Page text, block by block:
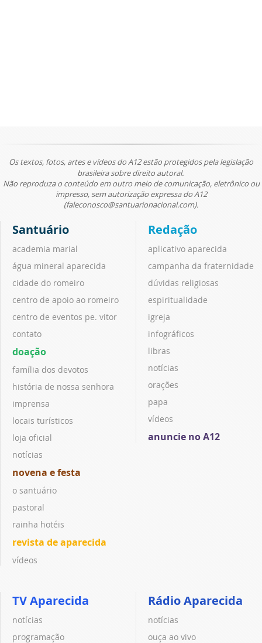
Os textos, fotos, artes e vídeos do A12 estão protegidos pela legislação
brasileira sobre direito autoral.
Não reproduza o conteúdo em outro meio de comunicação, eletrônico ou
impresso, sem autorização expressa do A12
(faleconosco@santuarionacional.com).
Santuário
academia marial
água mineral aparecida
cidade do romeiro
centro de apoio ao romeiro
centro de eventos pe. vitor
contato
doação
família dos devotos
história de nossa senhora
imprensa
locais turísticos
loja oficial
notícias
novena e festa
o santuário
pastoral
rainha hotéis
revista de aparecida
vídeos
Redação
aplicativo aparecida
campanha da fraternidade
dúvidas religiosas
espiritualidade
igreja
infográficos
libras
notícias
orações
papa
vídeos
anuncie no A12
TV Aparecida
notícias
programação
Rádio Aparecida
notícias
ouça ao vivo